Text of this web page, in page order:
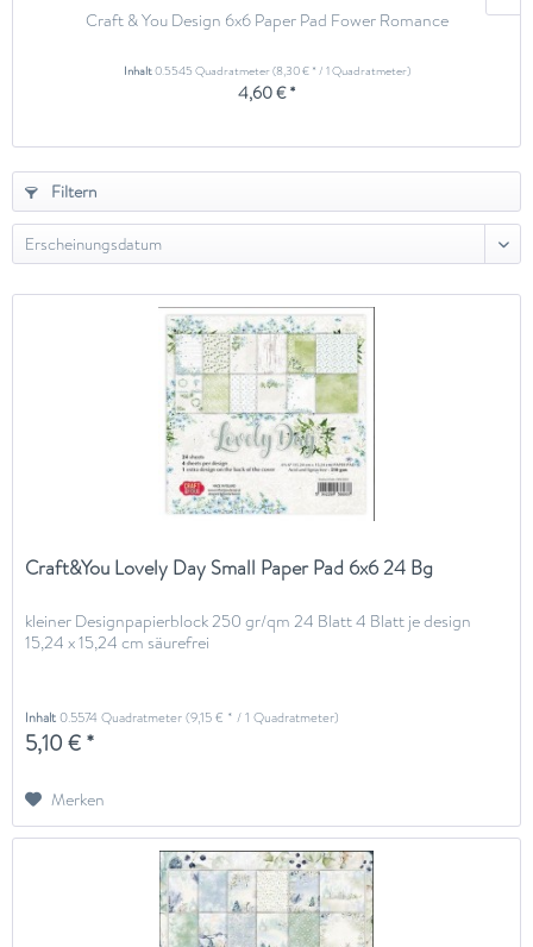
Craft & You Design 6x6 Paper Pad Fower Romance
Inhalt0.5545 Quadratmeter(8,30 € * / 1 Quadratmeter)
4,60 € *
Filtern
Craft&You Lovely Day Small Paper Pad 6x6 24 Bg
kleiner Designpapierblock 250 gr/qm 24 Blatt 4 Blatt je design
15,24 x 15,24 cm säurefrei
Inhalt0.5574 Quadratmeter(9,15 € * / 1 Quadratmeter)
5,10 € *
Merken